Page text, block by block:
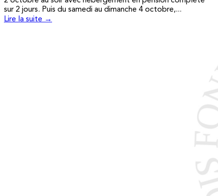
sur 2 jours. Puis du samedi au dimanche 4 octobre,...
Lire la suite →